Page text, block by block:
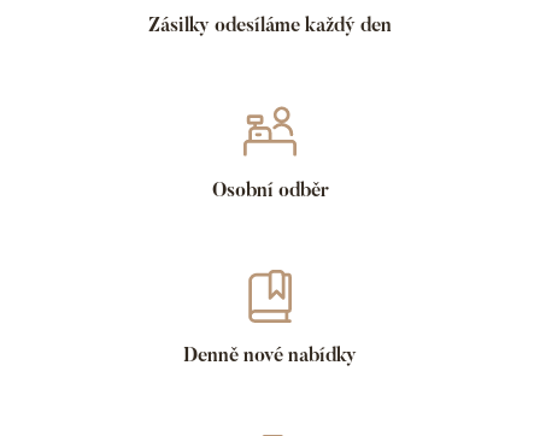
Zásilky odesíláme každý den
Osobní odběr
Denně nové nabídky